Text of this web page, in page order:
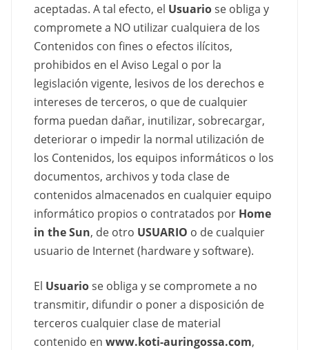
aceptadas. A tal efecto, el Usuariose obliga y
compromete a NO utilizar cualquiera de los
Contenidos con fines o efectos ilícitos,
prohibidos en el Aviso Legal o por la
legislación vigente, lesivos de los derechos e
intereses de terceros, o que de cualquier
forma puedan dañar, inutilizar, sobrecargar,
deteriorar o impedir la normal utilización de
los Contenidos, los equipos informáticos o los
documentos, archivos y toda clase de
contenidos almacenados en cualquier equipo
informático propios o contratados por Home
in the Sun, de otro USUARIO o de cualquier
usuario de Internet (hardware y software).
El Usuariose obliga y se compromete a no
transmitir, difundir o poner a disposición de
terceros cualquier clase de material
contenido en www.koti-auringossa.com,